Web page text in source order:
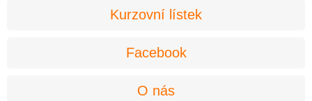
Kurzovní lístek
Facebook
O nás